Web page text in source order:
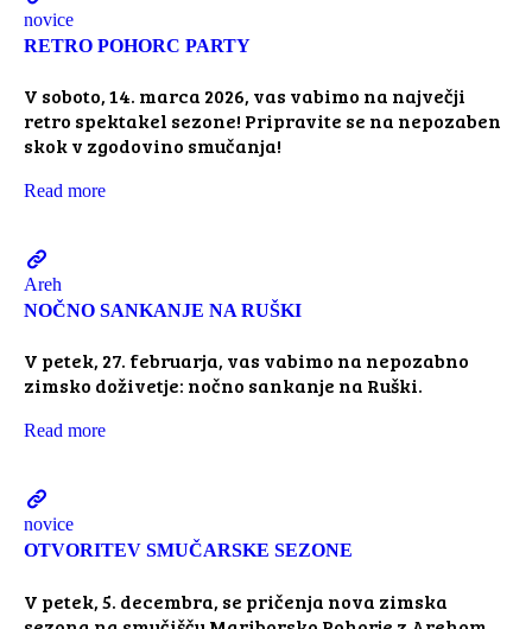
novice
RETRO POHORC PARTY
V soboto, 14. marca 2026, vas vabimo na največji
retro spektakel sezone! Pripravite se na nepozaben
skok v zgodovino smučanja!
Read more
Areh
NOČNO SANKANJE NA RUŠKI
V petek, 27. februarja, vas vabimo na nepozabno
zimsko doživetje: nočno sankanje na Ruški.
Read more
novice
OTVORITEV SMUČARSKE SEZONE
V petek, 5. decembra, se pričenja nova zimska